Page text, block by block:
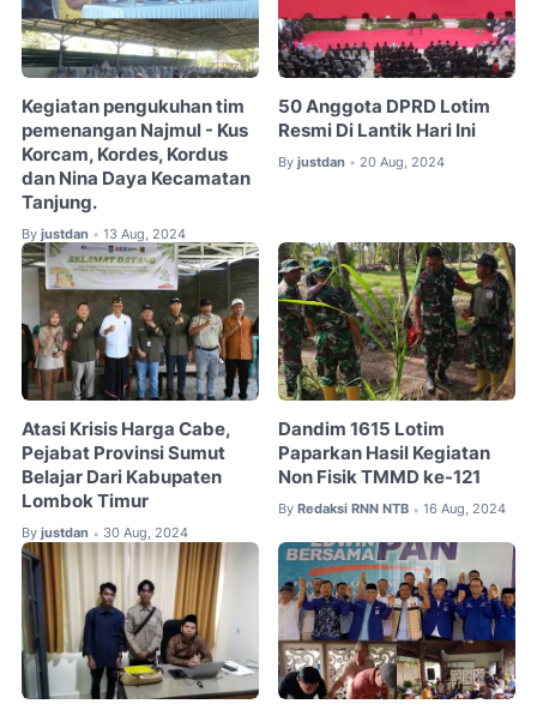
Kegiatan pengukuhan tim
pemenangan Najmul - Kus
Korcam, Kordes, Kordus
dan Nina Daya Kecamatan
Tanjung.
By justdan • 13 Aug, 2024
50 Anggota DPRD Lotim
Resmi Di Lantik Hari Ini
By justdan • 20 Aug, 2024
Atasi Krisis Harga Cabe,
Pejabat Provinsi Sumut
Belajar Dari Kabupaten
Lombok Timur
By justdan • 30 Aug, 2024
Dandim 1615 Lotim
Paparkan Hasil Kegiatan
Non Fisik TMMD ke-121
By Redaksi RNN NTB • 16 Aug, 2024